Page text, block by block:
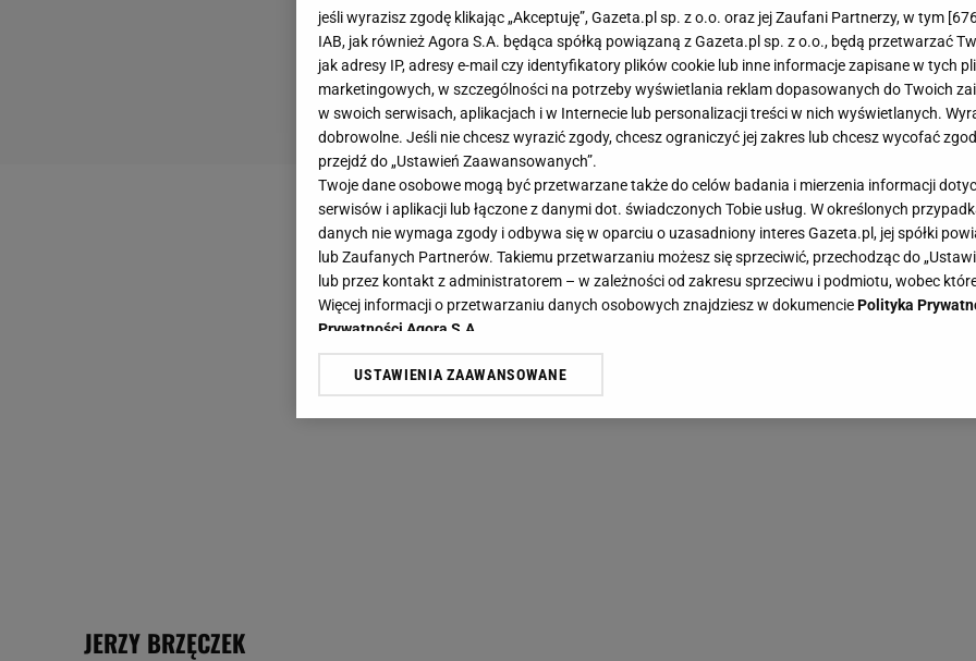
JERZY BRZĘCZEK
jeśli wyrazisz zgodę klikając „Akceptuję”, Gazeta.pl sp. z o.o. oraz jej Zaufani Partnerzy, w tym [
IAB, jak również Agora S.A. będąca spółką powiązaną z Gazeta.pl sp. z o.o., będą przetwarzać
jak adresy IP, adresy e-mail czy identyfikatory plików cookie lub inne informacje zapisane w tych
marketingowych, w szczególności na potrzeby wyświetlania reklam dopasowanych do Twoich
w swoich serwisach, aplikacjach i w Internecie lub personalizacji treści w nich wyświetlanych.
dobrowolne. Jeśli nie chcesz wyrazić zgody, chcesz ograniczyć jej zakres lub chcesz wycofać
przejdź do „Ustawień Zaawansowanych”.
Twoje dane osobowe mogą być przetwarzane także do celów badania i mierzenia informacji
serwisów i aplikacji lub łączone z danymi dot. świadczonych Tobie usług. W określonych
danych nie wymaga zgody i odbywa się w oparciu o uzasadniony interes Gazeta.pl, jej spółki
lub Zaufanych Partnerów. Takiemu przetwarzaniu możesz się sprzeciwić, przechodząc do
lub przez kontakt z administratorem – w zależności od zakresu sprzeciwu i podmiotu, wobec
Więcej informacji o przetwarzaniu danych osobowych znajdziesz w dokumenciePolityka
Prywatności Agora S.A.
Klikając „Akceptuję” wyrażasz też zgodę na zainstalowanie i przechowywanie plików cookie
Zaufanych Partnerów i Agora S.A. na Twoim urządzeniu końcowym. Możesz w każdej chwili
USTAWIENIA ZAAWANSOWANE